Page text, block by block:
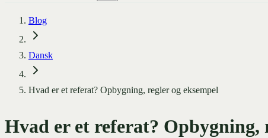
Blog
Dansk
Hvad er et referat? Opbygning, regler og eksempel
Hvad er et referat? Opbygning,